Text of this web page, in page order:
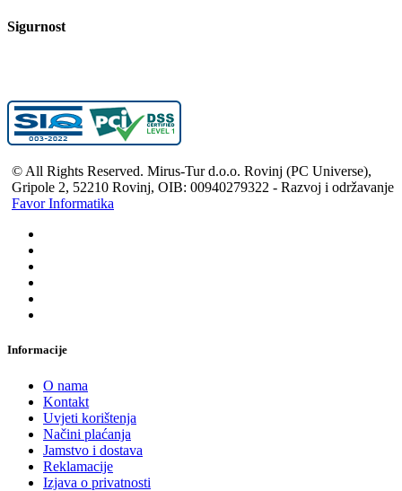
Sigurnost
© All Rights Reserved. Mirus-Tur d.o.o. Rovinj (PC Universe),
Gripole 2, 52210 Rovinj, OIB: 00940279322 - Razvoj i održavanje
Favor Informatika
Informacije
O nama
Kontakt
Uvjeti korištenja
Načini plaćanja
Jamstvo i dostava
Reklamacije
Izjava o privatnosti